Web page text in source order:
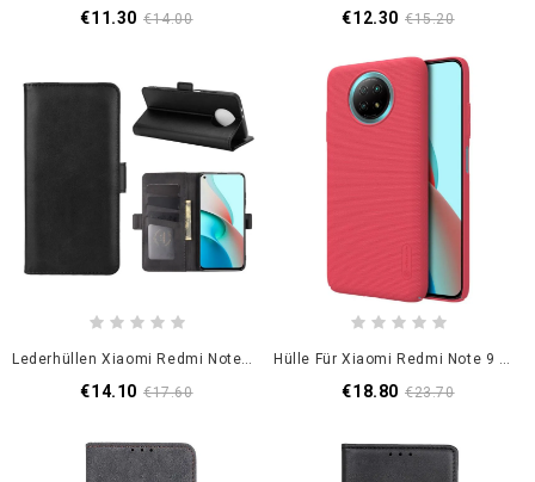
€11.30 €14.00 €12.30 €15.20
Lederhüllen Xiaomi Redmi Note 9 5G / Note 9T 5G Schwarz Doppelklappe
€14.10 €17.60
Hülle Für Xiaomi Redmi Note 9 5G / Note 9T 5G Schwarz Starrer Gefrosteter Nillkin
€18.80 €23.70